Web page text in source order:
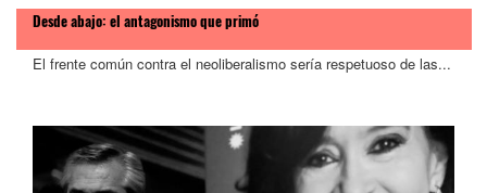
Desde abajo: el antagonismo que primó
El frente común contra el neoliberalismo sería respetuoso de las...